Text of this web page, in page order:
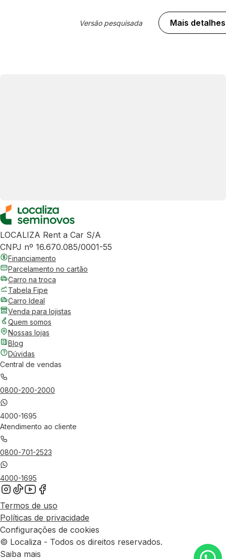
Versão pesquisada Mais detalhes
LOCALIZA Rent a Car S/A
CNPJ nº 16.670.085/0001-55
Financiamento
Parcelamento no cartão
Carro na troca
Tabela Fipe
Carro Ideal
Venda para lojistas
Quem somos
Nossas lojas
Blog
Dúvidas
Central de vendas
0800-200-2000
4000-1695
Atendimento ao cliente
0800-701-2523
4000-1695
Termos de uso
Políticas de privacidade
Configurações de cookies
© Localiza - Todos os direitos reservados.
Saiba mais